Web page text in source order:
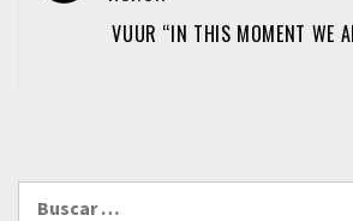
entradasVUUR “IN THIS MOMENT WE